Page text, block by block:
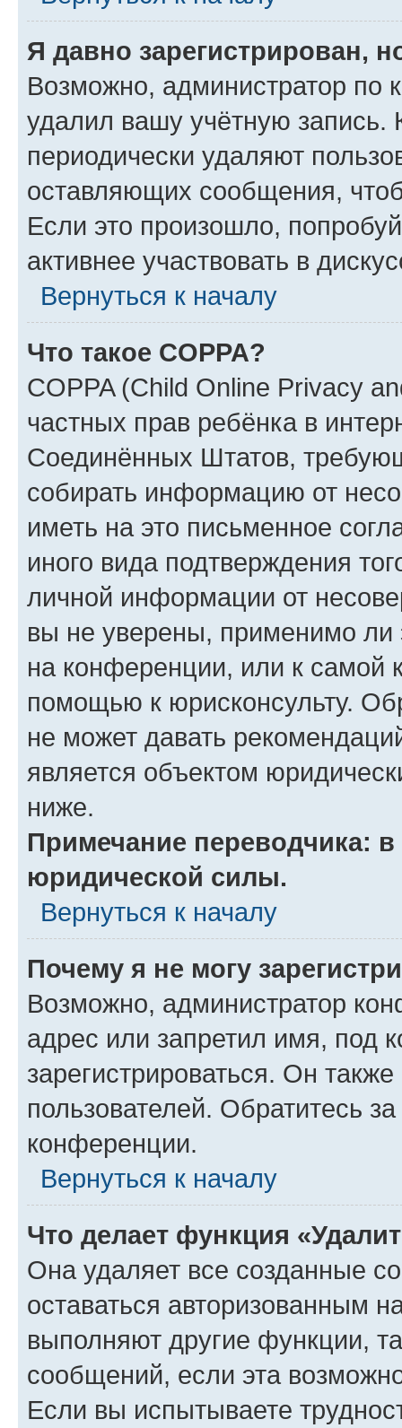
Я давно зарегистрирован,
Возможно, администратор по
удалил вашу учётную запись.
периодически удаляют
оставляющих сообщения,
Если это произошло,
активнее участвовать в
Вернуться к началу
Что такое COPPA?
COPPA (Child Online Privacy
частных прав ребёнка в
Соединённых Штатов,
собирать информацию от
иметь на это письменное
иного вида подтверждения
личной информации от
вы не уверены, применимо ли
на конференции, или к самой
помощью к юрисконсульту.
не может давать
является объектом
ниже.
Примечание переводчика:
юридической силы.
Вернуться к началу
Почему я не могу
Возможно, администратор
адрес или запретил имя, под
зарегистрироваться. Он
пользователей. Обратитесь
конференции.
Вернуться к началу
Что делает функция
Она удаляет все созданные
оставаться авторизованным
выполняют другие функции,
сообщений, если эта
Если вы испытываете